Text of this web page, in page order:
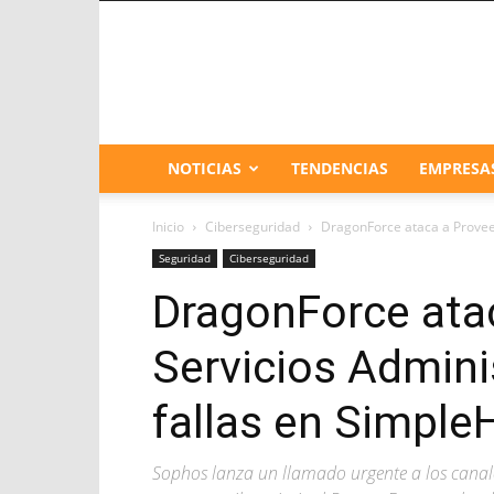
NOTICIAS TENDENCIAS
Inicio Ciberseguridad DragonForce ataca a
Seguridad Ciberseguridad
DragonForce
Servicios
fallas en
Sophos lanza un llamado urgente a los